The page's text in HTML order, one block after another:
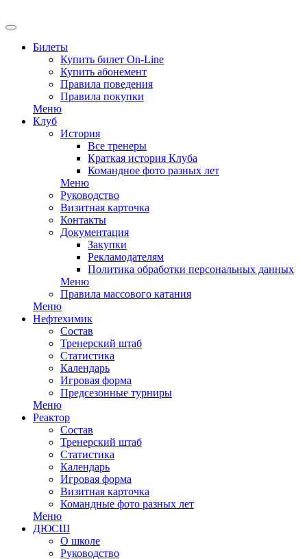
Билеты
Купить билет On-Line
Купить абонемент
Правила поведения
Правила покупки
Меню
Клуб
История
Все тренеры
Краткая история Клуба
Командное фото разных лет
Меню
Руководство
Визитная карточка
Контакты
Документация
Закупки
Рекламодателям
Политика обработки персональных данных
Меню
Правила массового катания
Меню
Нефтехимик
Состав
Тренерский штаб
Статистика
Календарь
Игровая форма
Предсезонные турниры
Меню
Реактор
Состав
Тренерский штаб
Статистика
Календарь
Игровая форма
Визитная карточка
Командные фото разных лет
Меню
ДЮСШ
О школе
Руководство